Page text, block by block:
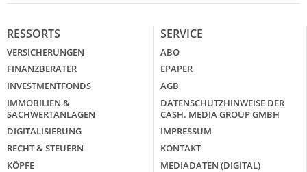
RESSORTS
VERSICHERUNGEN
FINANZBERATER
INVESTMENTFONDS
IMMOBILIEN &
SACHWERTANLAGEN
DIGITALISIERUNG
RECHT & STEUERN
KÖPFE
SERVICE
ABO
EPAPER
AGB
DATENSCHUTZHINWEISE DER
CASH. MEDIA GROUP GMBH
IMPRESSUM
KONTAKT
MEDIADATEN (DIGITAL)